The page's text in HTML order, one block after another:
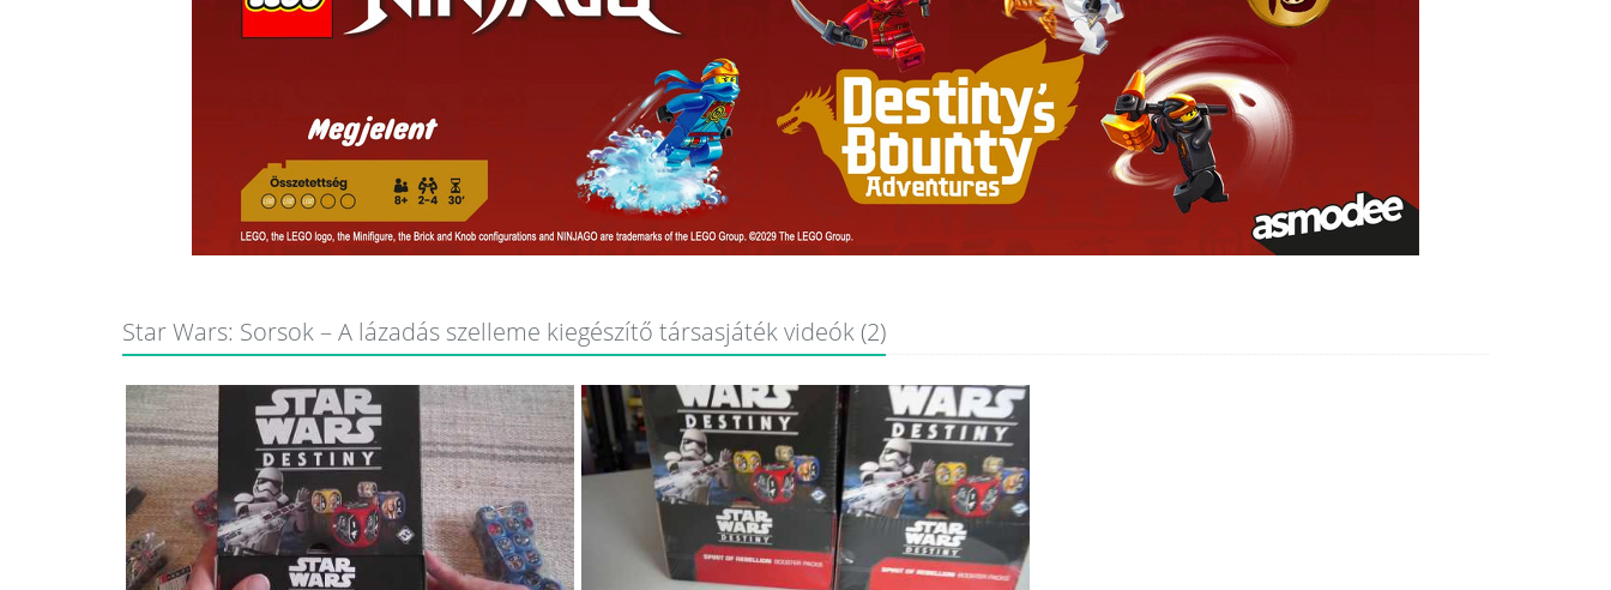
Star Wars: Sorsok – A lázadás szelleme kiegészítő társasjáték videók (2)